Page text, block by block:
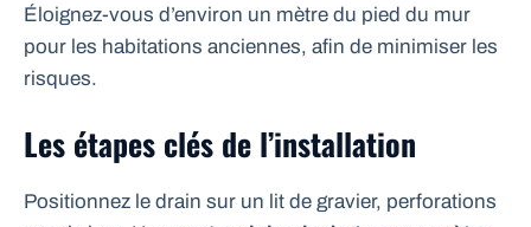
Éloignez-vous d’environ un mètre du pied du mur
pour les habitations anciennes, afin de minimiser les
risques.
Les étapes clés de l’installation
Positionnez le drain sur un lit de gravier, perforations